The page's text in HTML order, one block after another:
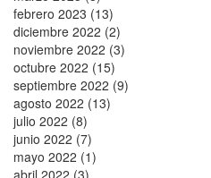
febrero 2023 (13)
diciembre 2022 (2)
noviembre 2022 (3)
octubre 2022 (15)
septiembre 2022 (9)
agosto 2022 (13)
julio 2022 (8)
junio 2022 (7)
mayo 2022 (1)
abril 2022 (3)